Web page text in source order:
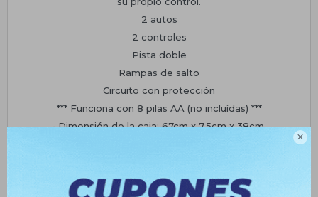

2 autos
2 controles
Pista doble
Rampas de salto
Circuito con protección
*** Funciona con 8 pilas AA (no incluídas) ***
• Dimensión de la caja: 67cm x 7.5cm x 38cm.
Envíos